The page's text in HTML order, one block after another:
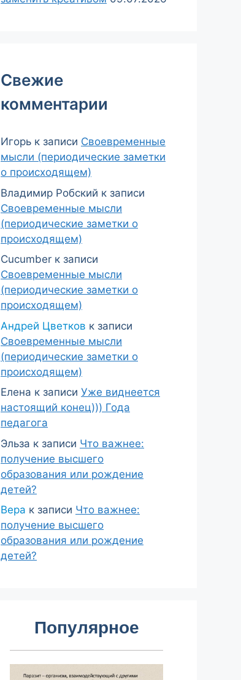
Свежие
комментарии
Игорь к записи Своевременные
мысли (периодические заметки
о происходящем)
Владимир Робский к записи
Своевременные мысли
(периодические заметки о
происходящем)
Cucumber к записи
Своевременные мысли
(периодические заметки о
происходящем)
Андрей Цветков к записи
Своевременные мысли
(периодические заметки о
происходящем)
Елена к записи Уже виднеется
настоящий конец))) Года
педагога
Эльза к записи Что важнее:
получение высшего
образования или рождение
детей?
Вера к записи Что важнее:
получение высшего
образования или рождение
детей?
Популярное